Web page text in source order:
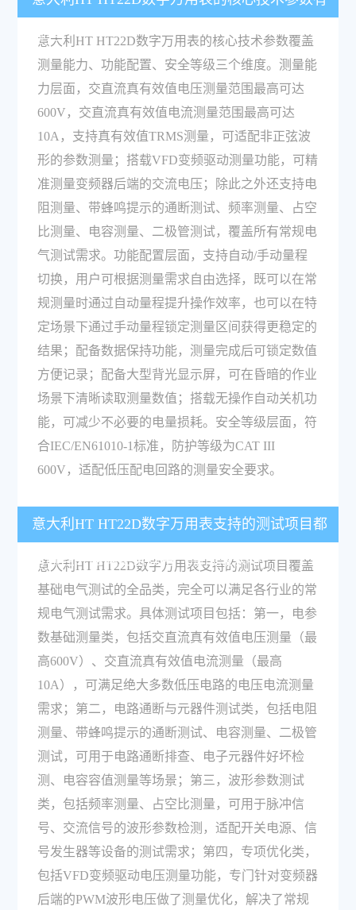
哪些？
意大利HT HT22D数字万用表的核心技术参数覆盖
测量能力、功能配置、安全等级三个维度。测量能
力层面，交直流真有效值电压测量范围最高可达
600V，交直流真有效值电流测量范围最高可达
10A，支持真有效值TRMS测量，可适配非正弦波
形的参数测量；搭载VFD变频驱动测量功能，可精
准测量变频器后端的交流电压；除此之外还支持电
阻测量、带蜂鸣提示的通断测试、频率测量、占空
比测量、电容测量、二极管测试，覆盖所有常规电
气测试需求。功能配置层面，支持自动/手动量程
切换，用户可根据测量需求自由选择，既可以在常
规测量时通过自动量程提升操作效率，也可以在特
定场景下通过手动量程锁定测量区间获得更稳定的
结果；配备数据保持功能，测量完成后可锁定数值
方便记录；配备大型背光显示屏，可在昏暗的作业
场景下清晰读取测量数值；搭载无操作自动关机功
能，可减少不必要的电量损耗。安全等级层面，符
合IEC/EN61010-1标准，防护等级为CAT III
600V，适配低压配电回路的测量安全要求。
意大利HT HT22D数字万用表支持的测试项目都
有哪些？能满足常规电气测试需求吗？
意大利HT HT22D数字万用表支持的测试项目覆盖
基础电气测试的全品类，完全可以满足各行业的常
规电气测试需求。具体测试项目包括：第一，电参
数基础测量类，包括交直流真有效值电压测量（最
高600V）、交直流真有效值电流测量（最高
10A），可满足绝大多数低压电路的电压电流测量
需求；第二，电路通断与元器件测试类，包括电阻
测量、带蜂鸣提示的通断测试、电容测量、二极管
测试，可用于电路通断排查、电子元器件好坏检
测、电容容值测量等场景；第三，波形参数测试
类，包括频率测量、占空比测量，可用于脉冲信
号、交流信号的波形参数检测，适配开关电源、信
号发生器等设备的测试需求；第四，专项优化类，
包括VFD变频驱动电压测量功能，专门针对变频器
后端的PWM波形电压做了测量优化，解决了常规